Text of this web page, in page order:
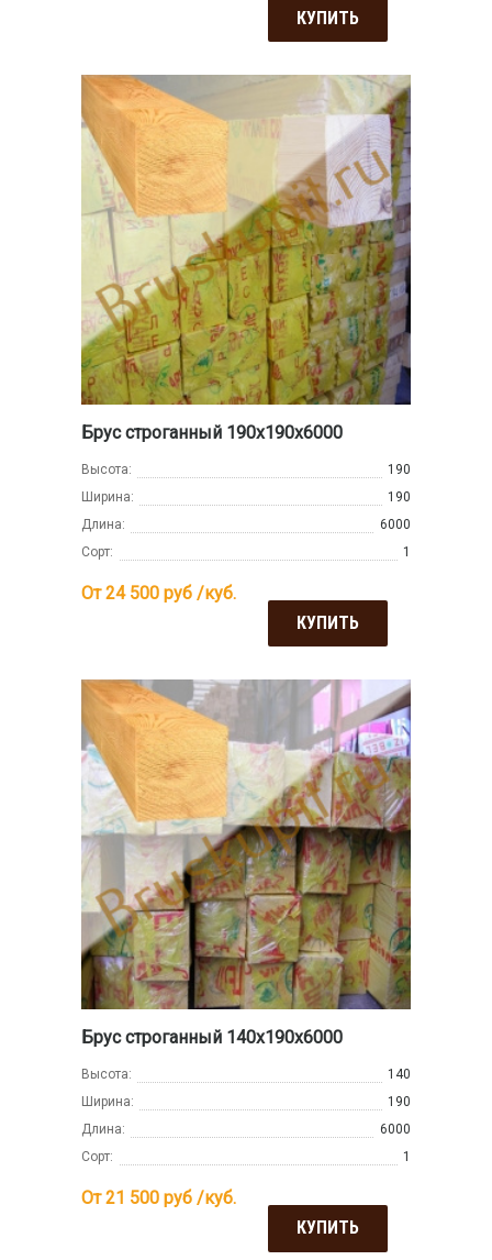
КУПИТЬ
Брус строганный 190х190х6000
Высота:
190
Ширина:
190
Длина:
6000
Сорт:
1
От 24 500 руб /куб.
КУПИТЬ
Брус строганный 140х190х6000
Высота:
140
Ширина:
190
Длина:
6000
Сорт:
1
От 21 500 руб /куб.
КУПИТЬ